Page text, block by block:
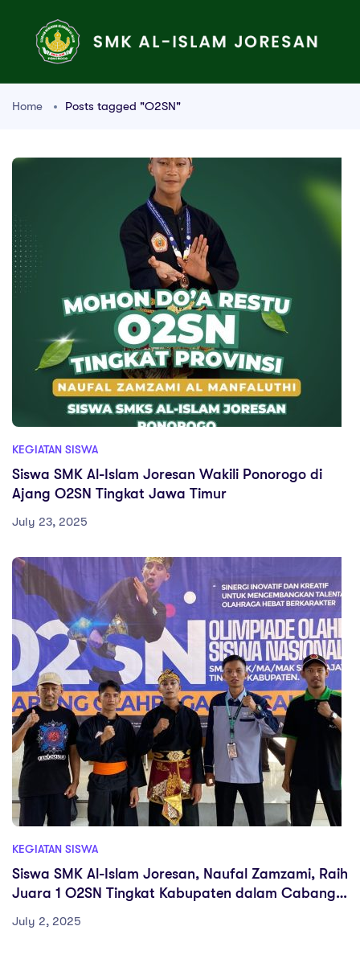
Home Posts tagged "O2SN"
KEGIATAN SISWA
Siswa SMK Al-Islam Joresan Wakili Ponorogo di
Ajang O2SN Tingkat Jawa Timur
July 23, 2025
KEGIATAN SISWA
Siswa SMK Al-Islam Joresan, Naufal Zamzami, Raih
Juara 1 O2SN Tingkat Kabupaten dalam Cabang
July 2, 2025